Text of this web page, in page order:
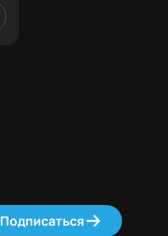
Подписаться